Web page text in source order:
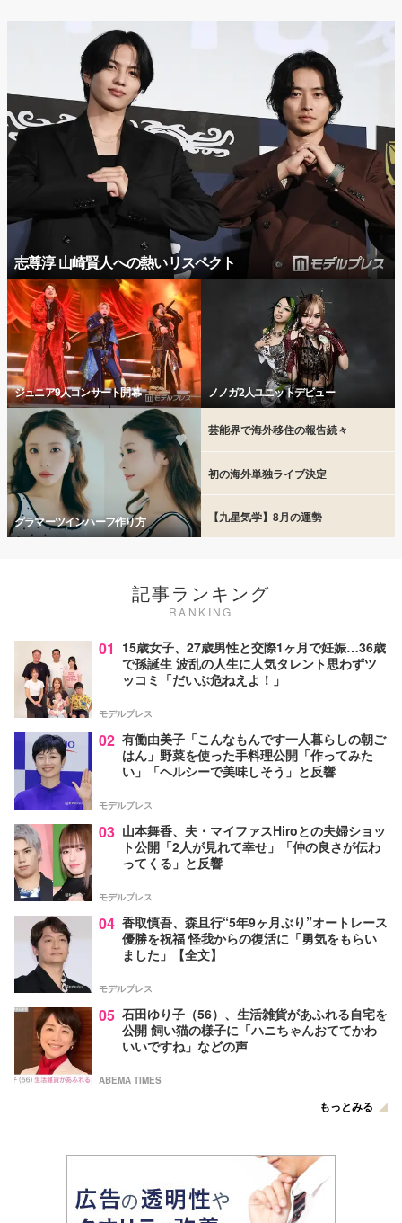
志尊淳 山崎賢人への熱いリスペクト
ジュニア9人コンサート開幕 ノノガ2人ユニットデビュー
グラマーツインハーフ作り方
芸能界で海外移住の報告続々
初の海外単独ライブ決定
【九星気学】8月の運勢
記事ランキング
RANKING
01 15歳女子、27歳男性と交際1ヶ月で妊娠…36歳
で孫誕生 波乱の人生に人気タレント思わずツ
ッコミ「だいぶ危ねえよ！」
モデルプレス
02 有働由美子「こんなもんです一人暮らしの朝ご
はん」野菜を使った手料理公開「作ってみた
い」「ヘルシーで美味しそう」と反響
モデルプレス
03 山本舞香、夫・マイファスHiroとの夫婦ショッ
ト公開「2人が見れて幸せ」「仲の良さが伝わ
ってくる」と反響
モデルプレス
04 香取慎吾、森且行“5年9ヶ月ぶり”オートレース
優勝を祝福 怪我からの復活に「勇気をもらい
ました」【全文】
モデルプレス
05 石田ゆり子（56）、生活雑貨があふれる自宅を
公開 飼い猫の様子に「ハニちゃんおててかわ
いいですね」などの声
ABEMA TIMES
もっとみる